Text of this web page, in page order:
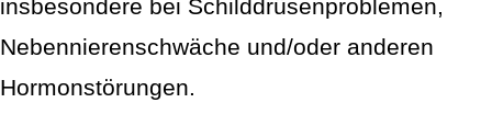
insbesondere bei Schilddrüsenproblemen,
Nebennierenschwäche und/oder anderen
Hormonstörungen.